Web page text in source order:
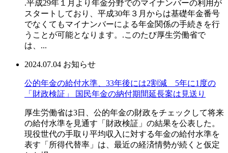
.平成29年１月より年金分野でのマイナンバーの利用が
スタートしており、平成30年３月からは基礎年金番号
でなくてもマイナンバーによる年金関係の手続きを行
うことが可能となります。.このたび厚生労働省で
は、...
2024.07.04 お知らせ
公的年金の給付水準、33年後には2割減 5年に1度の
「財政検証」 国民年金の納付期間延長案は見送り
厚生労働省は3日、公的年金の財政をチェックして将来
の給付水準を見通す「財政検証」の結果を公表した。
現役世代の手取り平均収入に対する年金の給付水準を
表す「所得代替率」は、最近の経済情勢が続くと仮定